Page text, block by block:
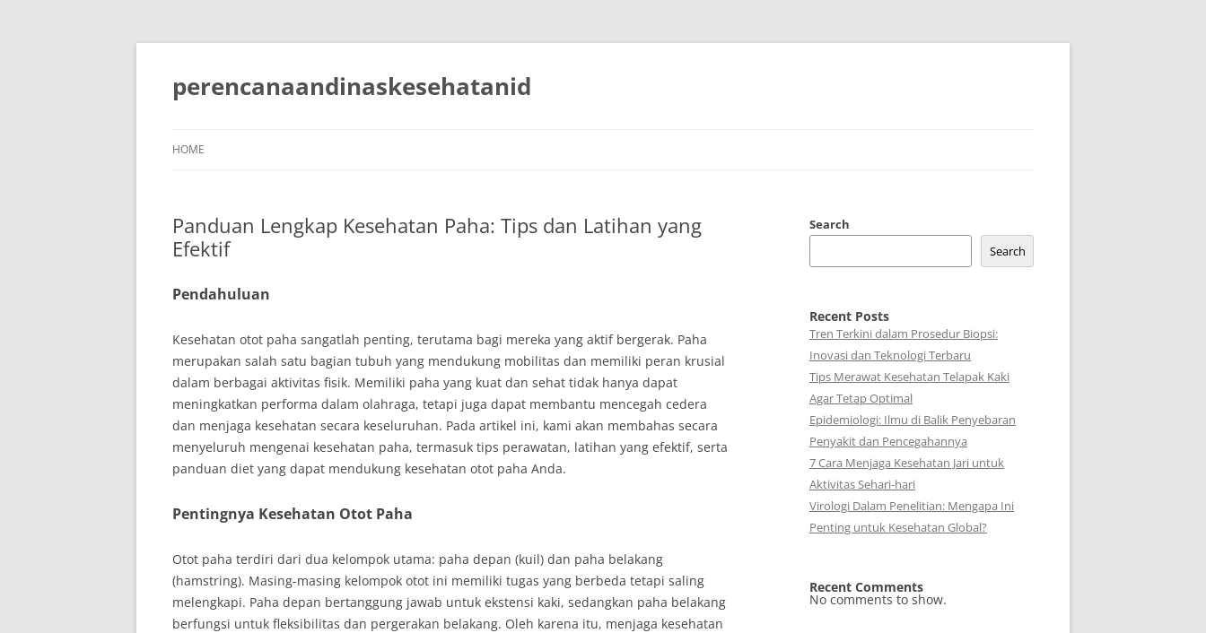
Skip
perencanaandinaskesehatanid
HOME
Panduan Lengkap Kesehatan Paha: Tips dan Latihan yang
Efektif
Pendahuluan
Kesehatan otot paha sangatlah penting, terutama bagi mereka yang aktif bergerak. Paha
merupakan salah satu bagian tubuh yang mendukung mobilitas dan memiliki peran krusial
dalam berbagai aktivitas fisik. Memiliki paha yang kuat dan sehat tidak hanya dapat
meningkatkan performa dalam olahraga, tetapi juga dapat membantu mencegah cedera
dan menjaga kesehatan secara keseluruhan. Pada artikel ini, kami akan membahas secara
menyeluruh mengenai kesehatan paha, termasuk tips perawatan, latihan yang efektif, serta
panduan diet yang dapat mendukung kesehatan otot paha Anda.
Pentingnya Kesehatan Otot Paha
Otot paha terdiri dari dua kelompok utama: paha depan (kuil) dan paha belakang
(hamstring). Masing-masing kelompok otot ini memiliki tugas yang berbeda tetapi saling
melengkapi. Paha depan bertanggung jawab untuk ekstensi kaki, sedangkan paha belakang
berfungsi untuk fleksibilitas dan pergerakan belakang. Oleh karena itu, menjaga kesehatan
Search
Search
Recent Posts
Tren Terkini dalam Prosedur Biopsi:
Inovasi dan Teknologi Terbaru
Tips Merawat Kesehatan Telapak Kaki
Agar Tetap Optimal
Epidemiologi: Ilmu di Balik Penyebaran
Penyakit dan Pencegahannya
7 Cara Menjaga Kesehatan Jari untuk
Aktivitas Sehari-hari
Virologi Dalam Penelitian: Mengapa Ini
Penting untuk Kesehatan Global?
Recent Comments
No comments to show.